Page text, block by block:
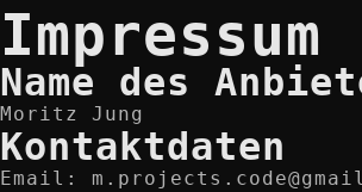
Impressum
Name des
Moritz Jung
Kontaktdaten
Email: